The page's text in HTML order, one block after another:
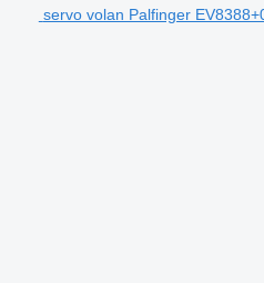
servo volan Palfinger